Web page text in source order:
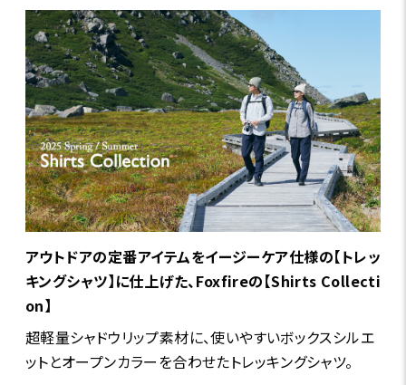
アウトドアの定番アイテムをイージーケア仕様の【トレッ
キングシャツ】に仕上げた、Foxfireの【Shirts Collecti
on】
超軽量シャドウリップ素材に、使いやすいボックスシルエ
ットとオープンカラーを合わせたトレッキングシャツ。